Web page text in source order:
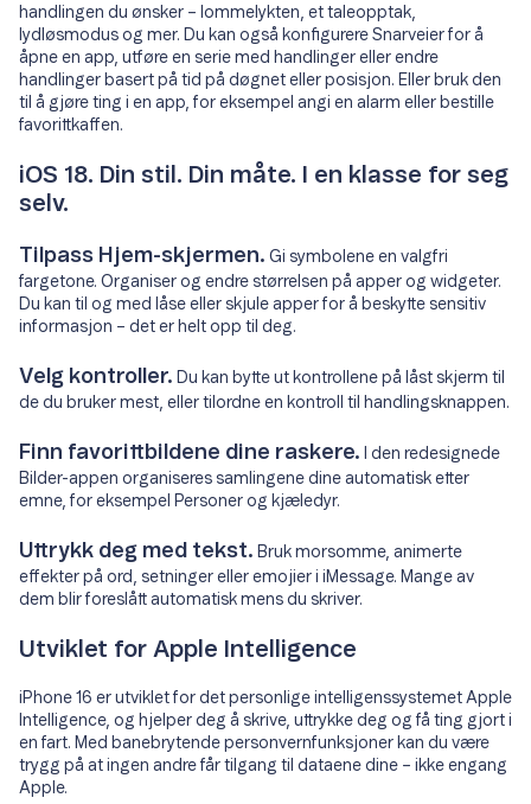
handlingen du ønsker – lommelykten, et taleopptak,
lydløsmodus og mer. Du kan også konfigurere Snarveier for å
åpne en app, utføre en serie med handlinger eller endre
handlinger basert på tid på døgnet eller posisjon. Eller bruk den
til å gjøre ting i en app, for eksempel angi en alarm eller bestille
favorittkaffen.
iOS 18. Din stil. Din måte. I en klasse for seg
selv.
Tilpass Hjem-skjermen. Gi symbolene en valgfri
fargetone. Organiser og endre størrelsen på apper og widgeter.
Du kan til og med låse eller skjule apper for å beskytte sensitiv
informasjon – det er helt opp til deg.
Velg kontroller. Du kan bytte ut kontrollene på låst skjerm til
de du bruker mest, eller tilordne en kontroll til handlingsknappen.
Finn favorittbildene dine raskere. I den redesignede
Bilder-appen organiseres samlingene dine automatisk etter
emne, for eksempel Personer og kjæledyr.
Uttrykk deg med tekst. Bruk morsomme, animerte
effekter på ord, setninger eller emojier i iMessage. Mange av
dem blir foreslått automatisk mens du skriver.
Utviklet for Apple Intelligence
iPhone 16 er utviklet for det personlige intelligenssystemet Apple
Intelligence, og hjelper deg å skrive, uttrykke deg og få ting gjort i
en fart. Med banebrytende personvernfunksjoner kan du være
trygg på at ingen andre får tilgang til dataene dine – ikke engang
Apple.